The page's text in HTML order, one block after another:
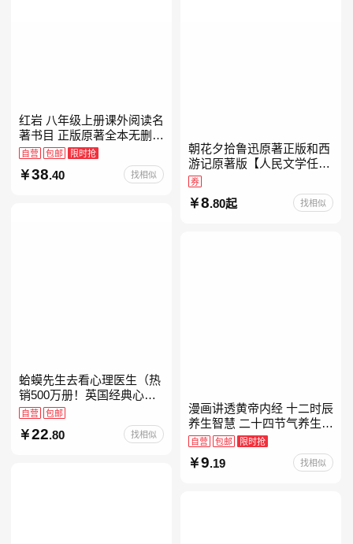
红岩 八年级上册课外阅读名
著书目 正版原著全本无删减
罗广斌杨益言著爱国主义红
色经典书籍初中生课外书中
国青年出版社
自营 包邮 限时抢
38.40 找相似
朝花夕拾鲁迅原著正版和西
游记原著版【人民文学任
选】七年级上册全新升级新
增思维导图必读正版课外书
初中名著语文书目初一课外
券
8.80起 找相似
蛤蟆先生去看心理医生（热
销500万册！英国经典心理
咨询入门书，知名心理学家
自营 包邮
22.80 找相似
漫画讲透黄帝内经 十二时辰
养生智慧 二十四节气养生智
慧 中医八大名著之一养生图
解 皇帝内经漫画版原版
自营 包邮 限时抢
9.19 找相似